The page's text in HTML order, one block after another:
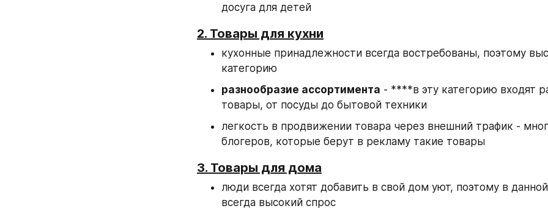
досуга для детей
2. Товары для кухни
кухонные принадлежности всегда востребованы, поэтому
категорию
разнообразие ассортимента - ****в эту категорию входят
товары, от посуды до бытовой техники
легкость в продвижении товара через внешний трафик -
блогеров, которые берут в рекламу такие товары
3. Товары для дома
люди всегда хотят добавить в свой дом уют, поэтому в
всегда высокий спрос